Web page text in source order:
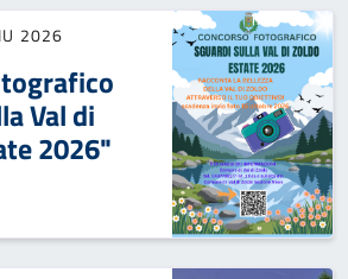
2026
Val di
2026"
"SGUARDI SULLA VAL DI ZOLDO